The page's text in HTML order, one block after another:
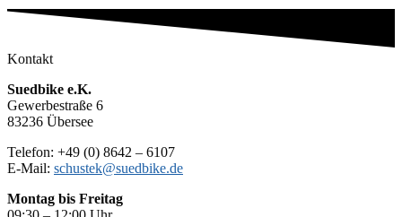
Kontakt
Suedbike e.K.
Gewerbestraße 6
83236 Übersee
Telefon: +49 (0) 8642 – 6107
E-Mail: schustek@suedbike.de
Montag bis Freitag